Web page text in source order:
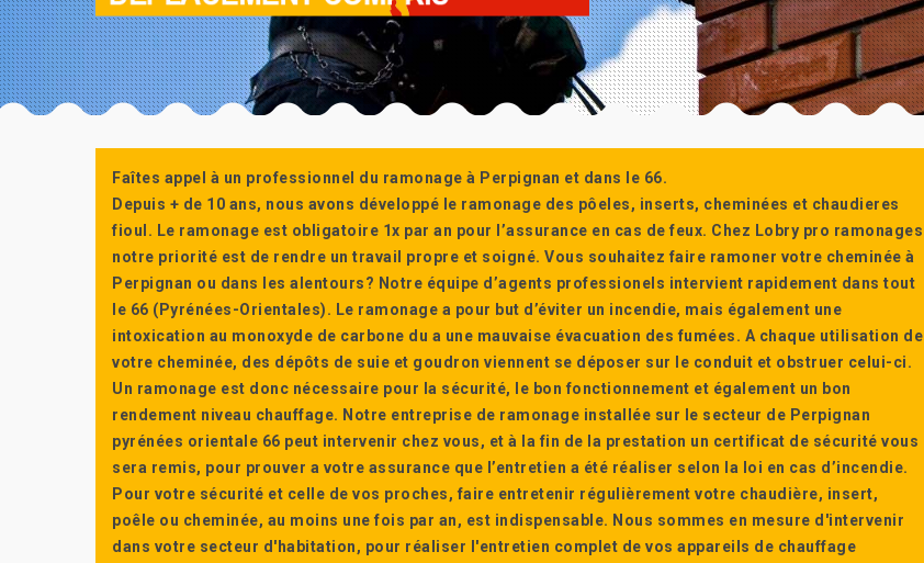
Faîtes appel à un professionnel du ramonage à Perpignan et dans le 66.
Depuis + de 10 ans, nous avons développé le ramonage des pôeles, inserts, cheminées et chaudieres
fioul. Le ramonage est obligatoire 1x par an pour l’assurance en cas de feux. Chez Lobry pro ramonages
notre priorité est de rendre un travail propre et soigné. Vous souhaitez faire ramoner votre cheminée à
Perpignan ou dans les alentours? Notre équipe d’agents professionels intervient rapidement dans tout
le 66 (Pyrénées-Orientales). Le ramonage a pour but d’éviter un incendie, mais également une
intoxication au monoxyde de carbone du a une mauvaise évacuation des fumées. A chaque utilisation de
votre cheminée, des dépôts de suie et goudron viennent se déposer sur le conduit et obstruer celui-ci.
Un ramonage est donc nécessaire pour la sécurité, le bon fonctionnement et également un bon
rendement niveau chauffage. Notre entreprise de ramonage installée sur le secteur de Perpignan
pyrénées orientale 66 peut intervenir chez vous, et à la fin de la prestation un certificat de sécurité vous
sera remis, pour prouver a votre assurance que l’entretien a été réaliser selon la loi en cas d’incendie.
Pour votre sécurité et celle de vos proches, faire entretenir régulièrement votre chaudière, insert,
poêle ou cheminée, au moins une fois par an, est indispensable. Nous sommes en mesure d'intervenir
dans votre secteur d'habitation, pour réaliser l'entretien complet de vos appareils de chauffage